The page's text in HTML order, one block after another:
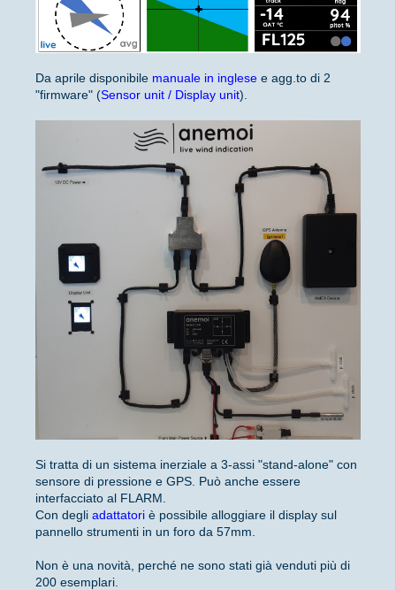
Da aprile disponibile manuale in inglese e agg.to di 2
"firmware" (Sensor unit / Display unit).
Si tratta di un sistema inerziale a 3-assi "stand-alone" con
sensore di pressione e GPS. Può anche essere
interfacciato al FLARM.
Con degli adattatori è possibile alloggiare il display sul
pannello strumenti in un foro da 57mm.
Non è una novità, perché ne sono stati già venduti più di
200 esemplari.